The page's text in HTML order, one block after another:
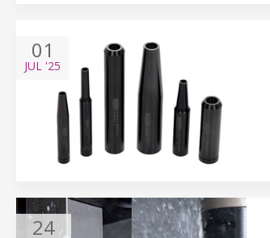
01
JUL '25
24